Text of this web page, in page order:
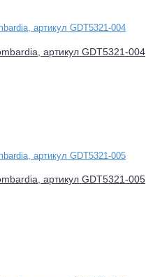
артикул GDT5321-004
артикул GDT5321-005